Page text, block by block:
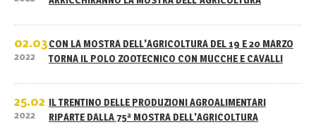
02.03
2022
CON LA MOSTRA DELL'AGRICOLTURA DEL 19 E 20 MARZO
TORNA IL POLO ZOOTECNICO CON MUCCHE E CAVALLI
25.02
2022
IL TRENTINO DELLE PRODUZIONI AGROALIMENTARI
RIPARTE DALLA 75ª MOSTRA DELL'AGRICOLTURA